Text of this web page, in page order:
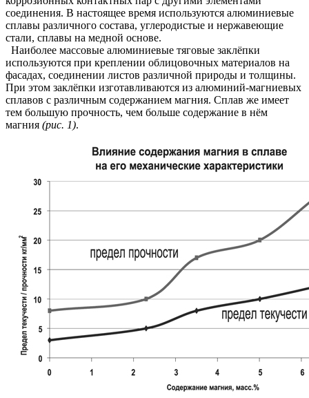
соединения. В настоящее время используются алюминиевые
сплавы различного состава, углеродистые и нержавеющие
стали, сплавы на медной основе.
Наиболее массовые алюминиевые тяговые заклёпки
используются при креплении облицовочных материалов на
фасадах, соединении листов различной природы и толщины.
При этом заклёпки изготавливаются из алюминий-магниевых
сплавов с различным содержанием магния. Сплав же имеет
тем большую прочность, чем больше содержание в нём
магния (рис. 1).